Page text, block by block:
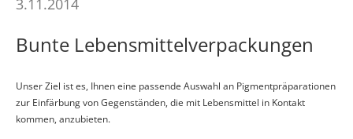
3.11.2014
Bunte Lebensmittelverpackungen
Unser Ziel ist es, Ihnen eine passende Auswahl an Pigmentpräparationen
zur Einfärbung von Gegenständen, die mit Lebensmittel in Kontakt
kommen, anzubieten.